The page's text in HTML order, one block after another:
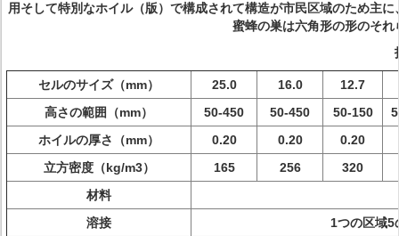
用そして特別なホイル（版）で構成されて構造が市民区域のため主
蜜蜂の巣は六角形の形のそ
セルのサイズ（mm） 25.0 16.0 12.7
高さの範囲（mm）
50-450 50-450 50-150
ホイルの厚さ（mm）
0.20 0.20 0.20
立方密度（kg/m3）
165 256
320
材料
溶接
1つの区域5